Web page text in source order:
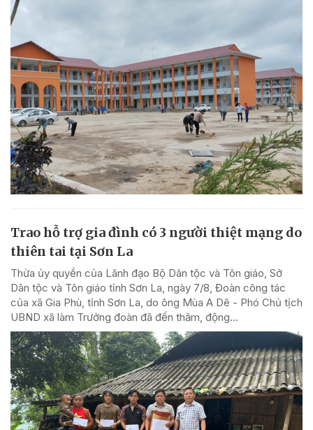
Trao hỗ trợ gia đình có 3 người thiệt mạng do
thiên tai tại Sơn La
Thừa ủy quyền của Lãnh đạo Bộ Dân tộc và Tôn giáo, Sở
Dân tộc và Tôn giáo tỉnh Sơn La, ngày 7/8, Đoàn công tác
của xã Gia Phù, tỉnh Sơn La, do ông Mùa A Dê - Phó Chủ tịch
UBND xã làm Trưởng đoàn đã đến thăm, động...